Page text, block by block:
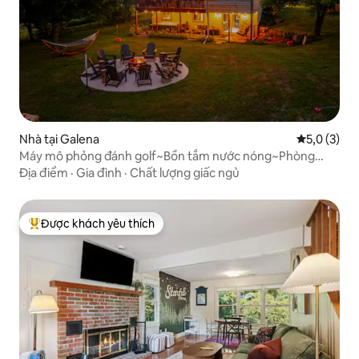
Nhà tại Galena Xếp hạng
5,0 (3)
Máy mô phỏng đánh golf~Bồn tắm nước nóng~Phòng
game~4 giường King |The Augusta House
Địa điểm · Gia đình · Chất lượng giấc ngủ
Được khách yêu thích nhất
Được khách yêu thích